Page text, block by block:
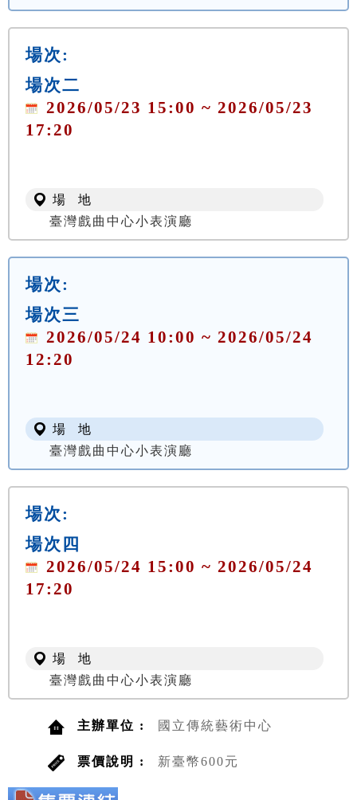
場次:
場次二
2026/05/23 15:00 ~ 2026/05/23
17:20
場 地
臺灣戲曲中心小表演廳
場次:
場次三
2026/05/24 10:00 ~ 2026/05/24
12:20
場 地
臺灣戲曲中心小表演廳
場次:
場次四
2026/05/24 15:00 ~ 2026/05/24
17:20
場 地
臺灣戲曲中心小表演廳
主辦單位 : 國立傳統藝術中心
票價說明 : 新臺幣600元